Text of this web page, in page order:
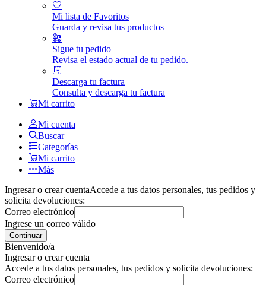
Mi lista de Favoritos
Guarda y revisa tus productos
Sigue tu pedido
Revisa el estado actual de tu pedido.
Descarga tu factura
Consulta y descarga tu factura
Mi carrito
Mi cuenta
Buscar
Categorías
Mi carrito
Más
Ingresar o crear cuentaAccede a tus datos personales, tus pedidos y
solicita devoluciones:
Correo electrónico
Ingrese un correo válido
Continuar
Bienvenido/a
Ingresar o crear cuenta
Accede a tus datos personales, tus pedidos y solicita devoluciones:
Correo electrónico